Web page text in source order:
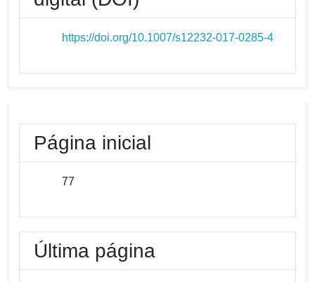
https://doi.org/10.1007/s12232-017-0285-4
Página inicial
77
Última página